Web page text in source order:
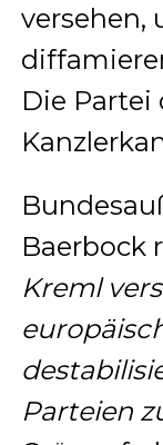
versehen,
Die Partei
Baerbock
Kreml
Parteien